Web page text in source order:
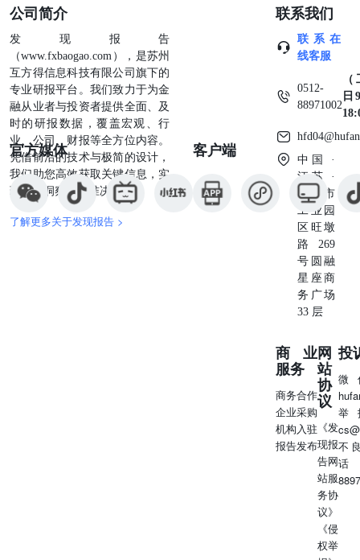
情来评估品牌健康度，他们可能只是在应对少数发 声者，
却在无意中忽略了那些静默离场、带走真金白银的大多数。
在中国市场上，只有14%的消费者会在社交媒体上公开分享
负面体验，但这一比例已高于亚太区大多数市场。“静默离
场”现象在各代际群体中几乎普遍存在（94% - 98%）。总
体而言，X世 代的静默流失率高于千禧一代（98%对
94%）；且比Z世代更容易直接停止购买该品牌（51%对
39%）。 商业现实 静默的多数 VS 发声的少数 品 牌 高 度
关 注 每 日 媒 体 舆 情 报 告 和 净 推 荐 值（NPS），这本
无可厚非。然而，“可信度经济”的现实往往发生在聚光灯之
外：还没等个别消费者在社交媒体上公开表达不满，大批用
户早已选择无声倒戈。他们不留任何数字痕迹，悄无声息地
将忠诚度双手奉送给了竞争对手。 43% 39% 21% 21% 的中
国消费者会在社交媒体上公开发帖抱怨关于品牌的糟糕 43
的中国消费者在对品牌失去信 任时，会立刻停止购买
RULE 02信而有征， 数据表明，企业必须重新评估对“品牌
宗旨”的盲目偏重。过去十年间，各大品牌热衷于高调宣扬
环境、社会和公司治理（ESG）理念，并想当然地认为，只
号 不可否认，坚守道德价值观是品牌的立身之本，也是长
效资产，但它绝非企业运营失误的避难所，若连最基本的承
诺都无法兑现，再高尚的理念也难以为继。调研表明，过去
12个月内，导致中国消费者流失的首要因素是“产品或服务
未能兑现承诺”（47%），其次是“夸大或误导性的品牌宣
传”（44%）。除了兑现承诺的能力 ， 社 会 责 任 和 商 业
道 德 防 线 同 样 不 容 失 守 ， 因 为 仍 有 “ 不 良 的 商
业 道 德 ”（38%）及“漂绿”问题（22%）在直接动摇品牌的
信任根基。业务能力——简言之，就是“说到做到”——是可
信度的绝对基石。一旦品牌在日 常运营中出现体验断层
（如配送延迟、隐性收费、交互界面混乱），消费者便很可
能不再认同其更高层面的道德主张或品牌愿景。调研也显
公司简介
发现报告
（www.fxbaogao.com），是苏州
互方得信息科技有限公司旗下的
专业研报平台。我们致力于为金
融从业者与投资者提供全面、及
时的研报数据，覆盖宏观、行
业、公司、财报等全方位内容。
凭借前沿的技术与极简的设计，
我们助您高效获取关键信息，实
现深度洞察与精准决策。
了解更多关于发现报告 >
官方媒体 客户端
联系我们
联系在
线客服
0512-
88971002
日
中国 ·
江苏 ·
苏州市
工业园
区旺墩
路269
号圆融
星座商
务广场
33 层
商业
服务
商务合作
企业采购
机构入驻
报告发布
网
站
协
议
《发
现报
告网
站服
务协
议》
《侵
权举
投
微
举
不